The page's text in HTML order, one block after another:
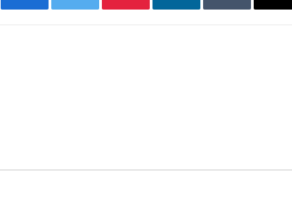
FacebookTwitter PinterestLinkedInTumblr
E-